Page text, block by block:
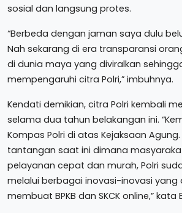
sosial dan langsung protes.
“Berbeda dengan jaman saya dulu
Nah sekarang di era transparansi
di dunia maya yang diviralkan
mempengaruhi citra Polri,” imbuhnya.
Kendati demikian, citra Polri kembali
selama dua tahun belakangan ini.
Kompas Polri di atas Kejaksaan
tantangan saat ini dimana
pelayanan cepat dan murah, Polri
melalui berbagai inovasi-inovasi yang
membuat BPKB dan SKCK online,” kata